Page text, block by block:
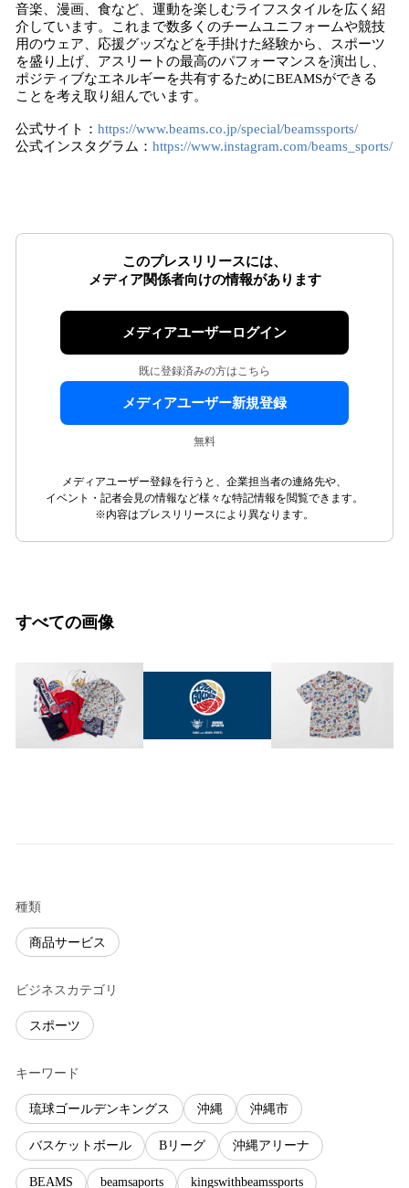
音楽、漫画、食など、運動を楽しむライフスタイルを広く紹
介しています。これまで数多くのチームユニフォームや競技
用のウェア、応援グッズなどを手掛けた経験から、スポーツ
を盛り上げ、アスリートの最高のパフォーマンスを演出し、
ポジティブなエネルギーを共有するためにBEAMSができる
ことを考え取り組んでいます。
公式サイト： https://www.beams.co.jp/special/beamssports/
公式インスタグラム： https://www.instagram.com/beams_sports/
このプレスリリースには、
メディア関係者向けの情報があります
メディアユーザーログイン
既に登録済みの方はこちら
メディアユーザー新規登録
無料
メディアユーザー登録を行うと、企業担当者の連絡先や、
イベント・記者会見の情報など様々な特記情報を閲覧できます。
※内容はプレスリリースにより異なります。
すべての画像
種類
商品サービス
ビジネスカテゴリ
スポーツ
キーワード
琉球ゴールデンキングス 沖縄 沖縄市
バスケットボール Bリーグ 沖縄アリーナ
BEAMS beamsaports kingswithbeamssports